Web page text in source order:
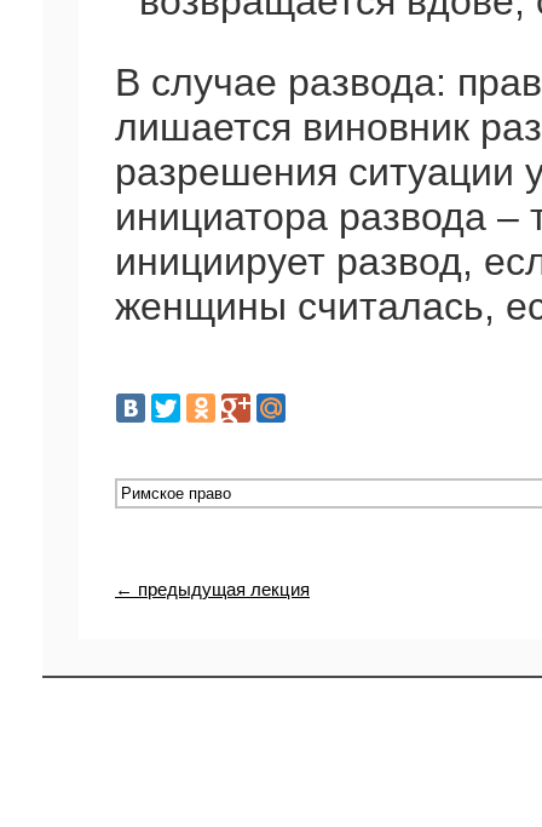
В случае развода:
лишается виновник
разрешения ситуации
инициатора развода –
инициирует развод,
женщины считалась,
← предыдущая лекция